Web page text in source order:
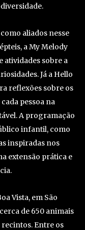
aliados nesse
a My Melody
atividades sobre a
Já a Hello
reflexões sobre os
pessoa na
A programação
infantil, como
inspiradas nos
extensão prática e
Vista, em São
de 650 animais
recintos. Entre os